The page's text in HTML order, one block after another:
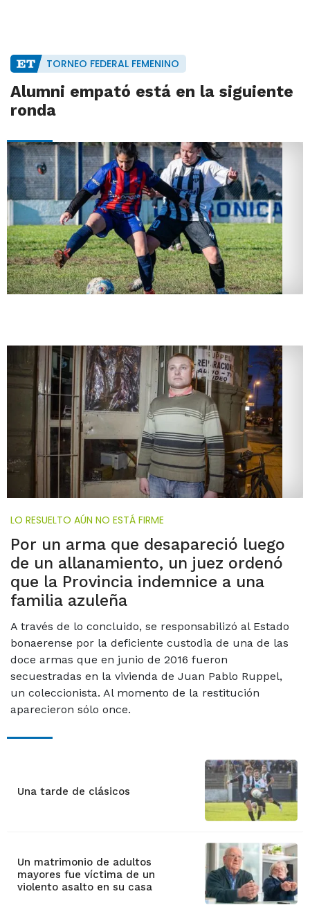
TORNEO FEDERAL FEMENINO
Alumni empató está en la siguiente
ronda
LO RESUELTO AÚN NO ESTÁ FIRME
Por un arma que desapareció luego
de un allanamiento, un juez ordenó
que la Provincia indemnice a una
familia azuleña
A través de lo concluido, se responsabilizó al Estado
bonaerense por la deficiente custodia de una de las
doce armas que en junio de 2016 fueron
secuestradas en la vivienda de Juan Pablo Ruppel,
un coleccionista. Al momento de la restitución
aparecieron sólo once.
Una tarde de clásicos
Un matrimonio de adultos
mayores fue víctima de un
violento asalto en su casa